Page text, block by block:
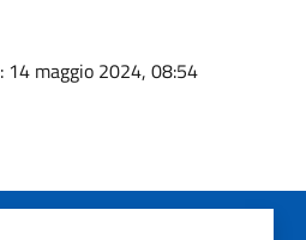
: 14 maggio 2024, 08:54